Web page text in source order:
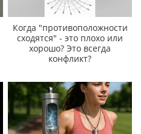
Когда "противоположности
сходятся" - это плохо или
хорошо? Это всегда
конфликт?